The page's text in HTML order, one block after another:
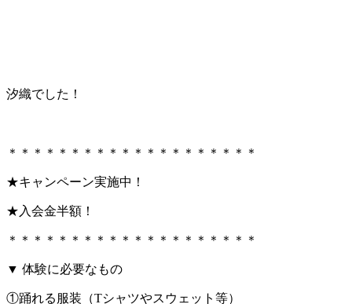
汐織でした！
＊＊＊＊＊＊＊＊＊＊＊＊＊＊＊＊＊＊＊＊
★キャンペーン実施中！
★入会金半額！
＊＊＊＊＊＊＊＊＊＊＊＊＊＊＊＊＊＊＊＊
▼ 体験に必要なもの
①踊れる服装（Tシャツやスウェット等）